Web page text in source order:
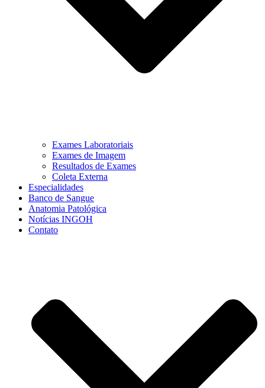
Exames Laboratoriais
Exames de Imagem
Resultados de Exames
Coleta Externa
Especialidades
Banco de Sangue
Anatomia Patológica
Notícias INGOH
Contato